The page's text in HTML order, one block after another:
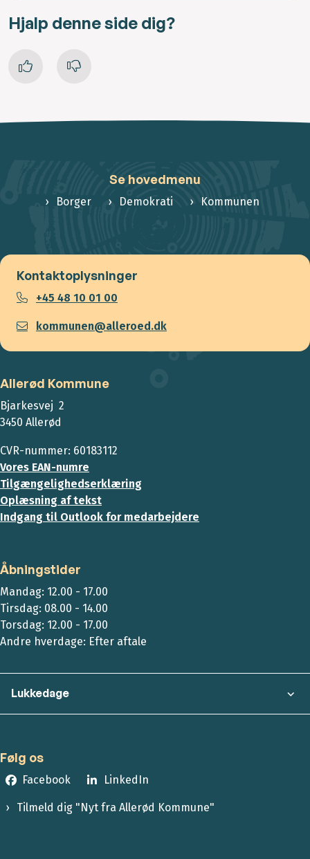
Hjalp denne side dig?
Se hovedmenu
Borger Demokrati Kommunen
Kontaktoplysninger
+45 48 10 01 00
kommunen@alleroed.dk
Allerød Kommune
Bjarkesvej 2
3450 Allerød
CVR-nummer: 60183112
Vores EAN-numre
Tilgængelighedserklæring
Oplæsning af tekst
Indgang til Outlook for medarbejdere
Åbningstider
Mandag: 12.00 - 17.00
Tirsdag: 08.00 - 14.00
Torsdag: 12.00 - 17.00
Andre hverdage: Efter aftale
Lukkedage
Følg os
Facebook LinkedIn
Tilmeld dig "Nyt fra Allerød Kommune"